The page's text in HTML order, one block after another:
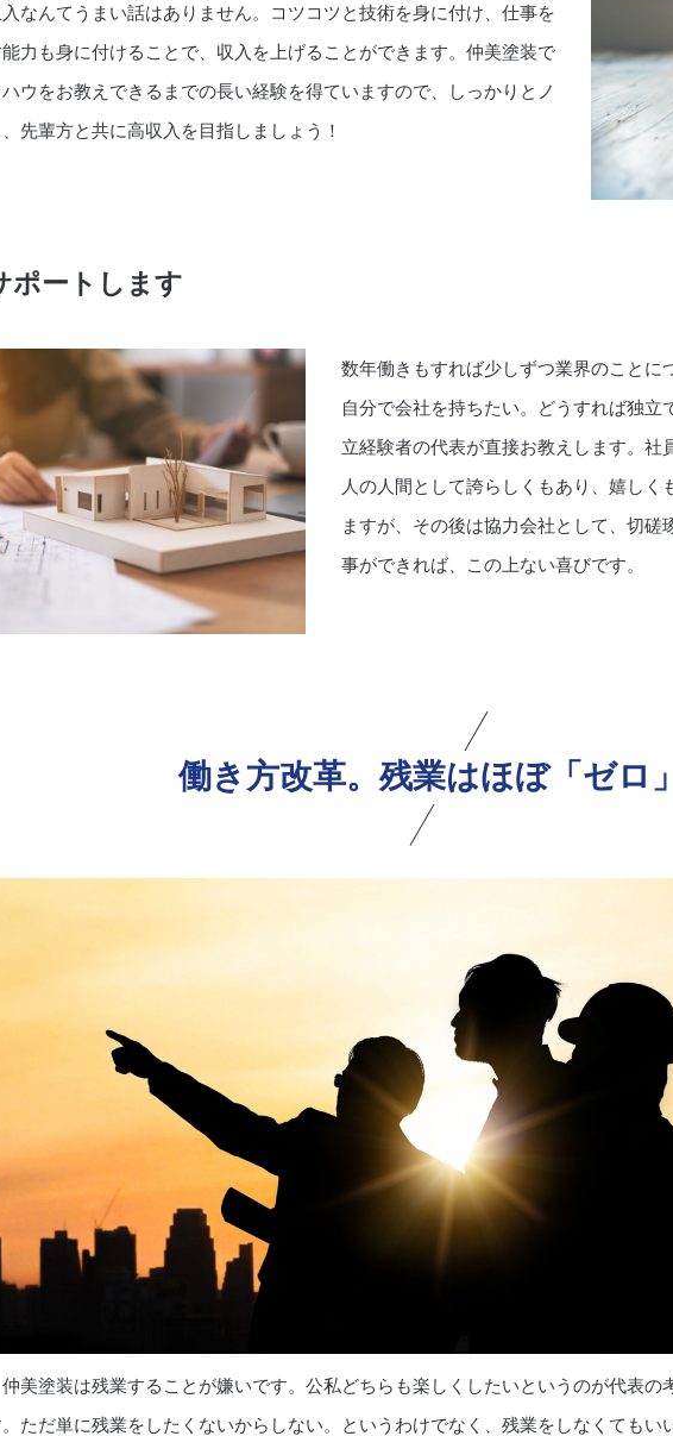
なんてうまい話はありません。コツコツと技術を身に付け、仕事を
力も身に付けることで、収入を上げることができます。仲美塗装で
ウをお教えできるまでの長い経験を得ていますので、しっかりとノ
先輩方と共に高収入を目指しましょう！
ポートします
数年働きもすれば少しずつ業界のことに
自分で会社を持ちたい。どうすれば独
立経験者の代表が直接お教えします。
人の人間として誇らしくもあり、嬉し
ますが、その後は協力会社として、切
事ができれば、この上ない喜びです。
働き方改革。残業はほぼ「ゼロ
美塗装は残業することが嫌いです。公私どちらも楽しくしたいというのが代表の
ただ単に残業をしたくないからしない。というわけでなく、残業をしなくても